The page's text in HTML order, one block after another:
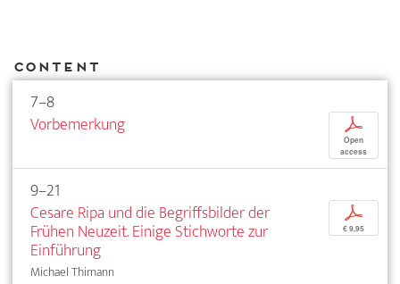
Content
7–8
Vorbemerkung
p
Open
access
9–21
Cesare Ripa und die Begriffsbilder der
Frühen Neuzeit. Einige Stichworte zur
Einführung
Michael Thimann
p
€ 9,95